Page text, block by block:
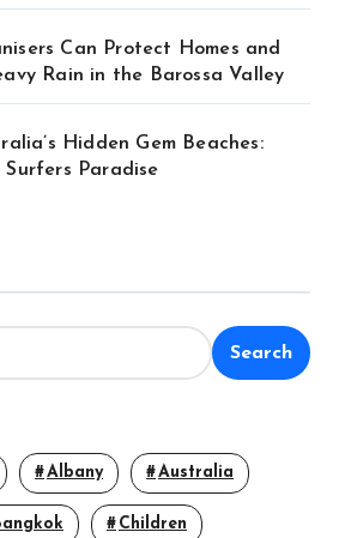
Can Protect Homes and
Rain in the Barossa Valley
Hidden Gem Beaches:
Surfers Paradise
Search
Albany Australia
Children